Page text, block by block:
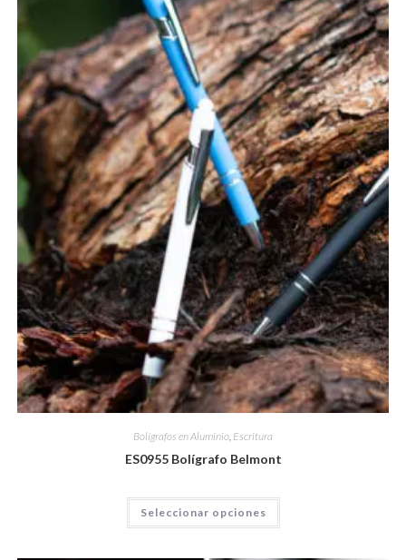
Bolígrafos en Aluminio, Escritura
ES0955 Bolígrafo Belmont
Seleccionar opciones